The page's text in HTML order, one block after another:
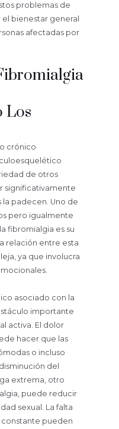
problemas de
bienestar general
afectadas por
Los
crónico
de otros
significativamente
la padecen. Uno de
pero igualmente
fibromialgia es su
relación entre esta
ya que involucra
asociado con la
importante
activa. El dolor
hacer que las
o incluso
del
extrema, otro
puede reducir
sexual. La falta
pueden